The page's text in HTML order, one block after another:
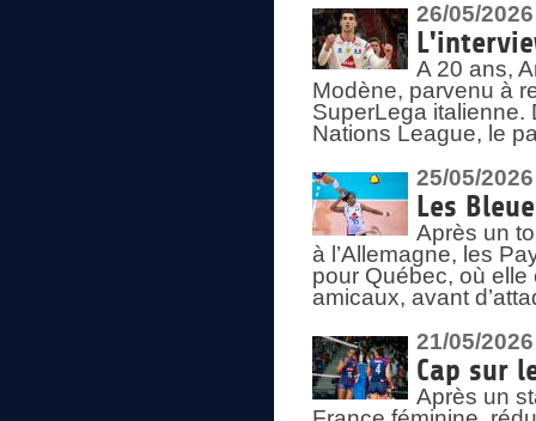
26/05/2026
A 20 ans,
Modène, parvenu à
SuperLega italienne.
Nations League, le
25/05/2026
Les
Après un
à l’Allemagne, les
pour Québec, où
amicaux, avant
21/05/2026
Cap sur
Après un